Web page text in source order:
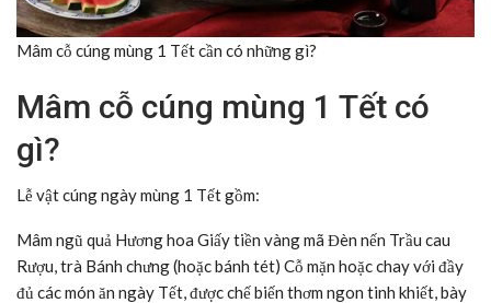
Mâm cỗ cúng mùng 1 Tết cần có những gì?
Mâm cỗ cúng mùng 1 Tết có
gì?
Lễ vật cúng ngày mùng 1 Tết gồm:
Mâm ngũ quả Hương hoa Giấy tiền vàng mã Đèn nến Trầu cau
Rượu, trà Bánh chưng (hoặc bánh tét) Cỗ mặn hoặc chay với đầy
đủ các món ăn ngày Tết, được chế biến thơm ngon tinh khiết, bày